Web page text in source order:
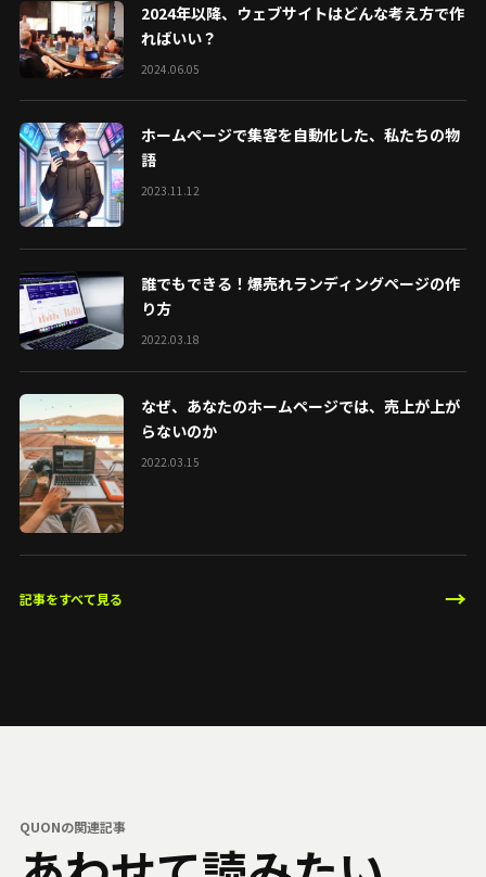
2024年以降、ウェブサイトはどんな考え方で作
ればいい？
2024.06.05
ホームページで集客を自動化した、私たちの物
語
2023.11.12
誰でもできる！爆売れランディングページの作
り方
2022.03.18
なぜ、あなたのホームページでは、売上が上が
らないのか
2022.03.15
記事をすべて見る →
QUONの関連記事